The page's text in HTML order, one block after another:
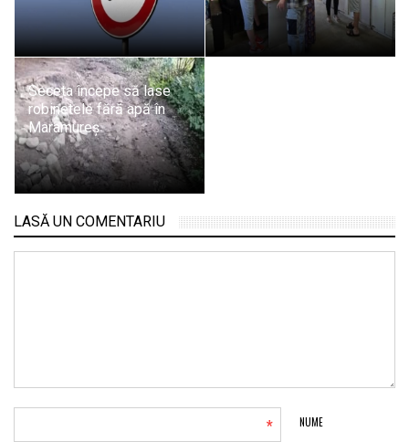
Seceta începe să lase
robinetele fără apă în
Maramureș
LASĂ UN COMENTARIU
NUME
*